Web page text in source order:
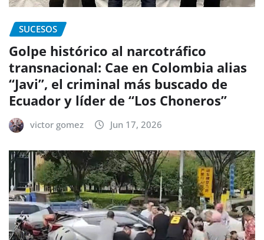
SUCESOS
Golpe histórico al narcotráfico
transnacional: Cae en Colombia alias
“Javi”, el criminal más buscado de
Ecuador y líder de “Los Choneros”
victor gomez Jun 17, 2026